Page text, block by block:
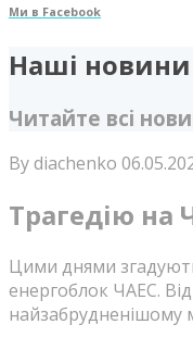
Ми в Facebook
Наші новини
Читайте всі
By diachenko
Трагедію на
Цими днями згадують
енергоблок ЧАЕС.
найзабрудненішому